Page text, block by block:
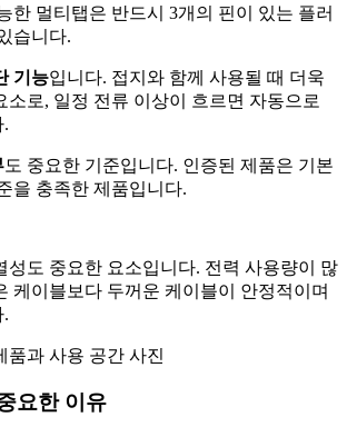
한 멀티탭은 반드시 3개의 핀이 있는 플러
습니다.
기능입니다. 접지와 함께 사용될 때 더욱
소로, 일정 전류 이상이 흐르면 자동으로
.
도 중요한 기준입니다. 인증된 제품은 기본
을 충족한 제품입니다.
성도 중요한 요소입니다. 전력 사용량이 많
케이블보다 두꺼운 케이블이 안정적이며
.
요한 이유